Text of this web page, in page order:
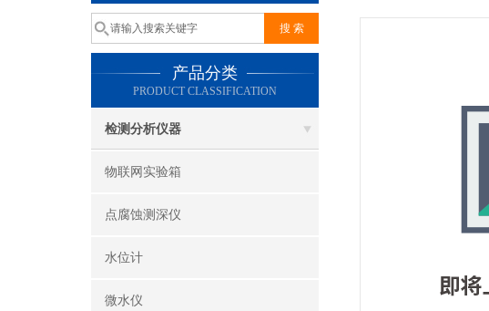
产品分类
PRODUCT CLASSIFICATION
检测分析仪器
物联网实验箱
点腐蚀测深仪
水位计
微水仪